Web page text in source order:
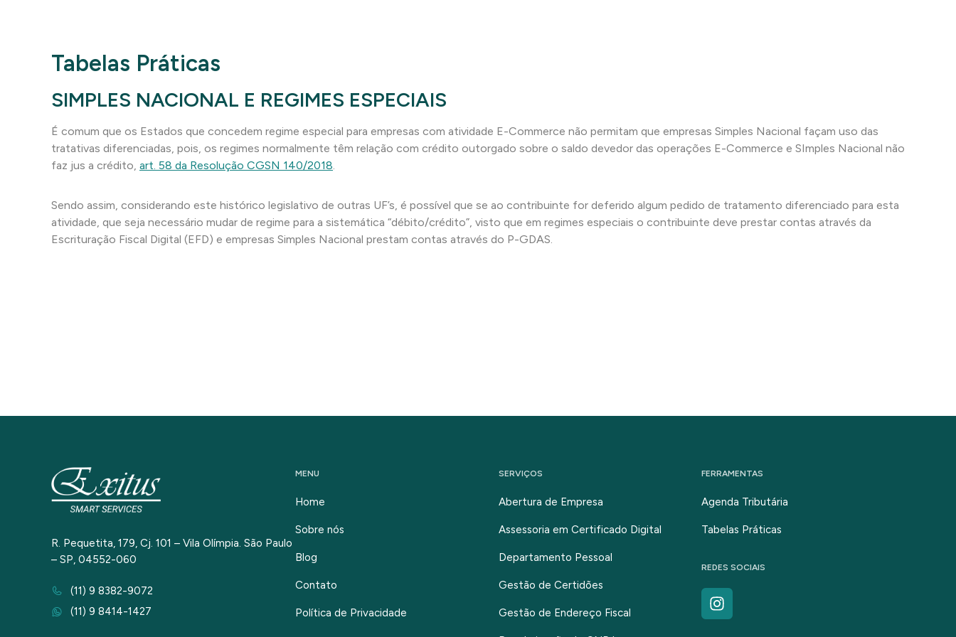
Tabelas Práticas
SIMPLES NACIONAL E REGIMES ESPECIAIS
É comum que os Estados que concedem regime especial para empresas com atividade E-Commerce não permitam que empresas Simples Nacional façam uso das
tratativas diferenciadas, pois, os regimes normalmente têm relação com crédito outorgado sobre o saldo devedor das operações E-Commerce e SImples Nacional não
faz jus a crédito, art. 58 da Resolução CGSN 140/2018.
Sendo assim, considerando este histórico legislativo de outras UF’s, é possível que se ao contribuinte for deferido algum pedido de tratamento diferenciado para esta
atividade, que seja necessário mudar de regime para a sistemática “débito/crédito”, visto que em regimes especiais o contribuinte deve prestar contas através da
Escrituração Fiscal Digital (EFD) e empresas Simples Nacional prestam contas através do P-GDAS.
R. Pequetita, 179, Cj. 101 – Vila Olímpia. São Paulo
– SP, 04552-060
(11) 9 8382-9072
(11) 9 8414-1427
MENU
Home
Sobre nós
Blog
Contato
Política de Privacidade
SERVIÇOS
Abertura de Empresa
Assessoria em Certificado Digital
Departamento Pessoal
Gestão de Certidões
Gestão de Endereço Fiscal
FERRAMENTAS
Agenda Tributária
Tabelas Práticas
REDES SOCIAIS